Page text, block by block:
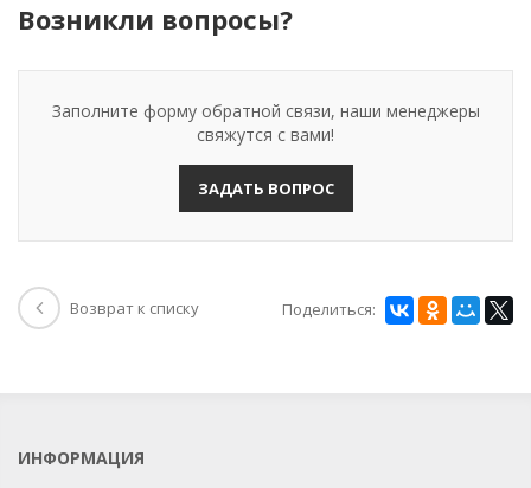
Возникли вопросы?
Заполните форму обратной связи, наши менеджеры
свяжутся с вами!
ЗАДАТЬ ВОПРОС
Возврат к списку Поделиться:
ИНФОРМАЦИЯ